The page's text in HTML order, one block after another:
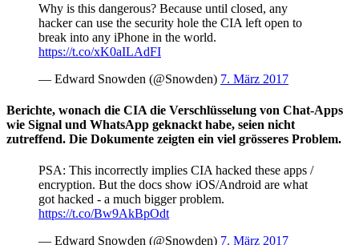
Why is this dangerous? Because until closed, any
hacker can use the security hole the CIA left open to
break into any iPhone in the world.
https://t.co/xK0aILAdFI
— Edward Snowden (@Snowden) 7. März 2017
Berichte, wonach die CIA die Verschlüsselung von Chat-Apps
wie Signal und WhatsApp geknackt habe, seien nicht
zutreffend. Die Dokumente zeigten ein viel grösseres Problem.
PSA: This incorrectly implies CIA hacked these apps /
encryption. But the docs show iOS/Android are what
got hacked - a much bigger problem.
https://t.co/Bw9AkBpOdt
— Edward Snowden (@Snowden) 7. März 2017